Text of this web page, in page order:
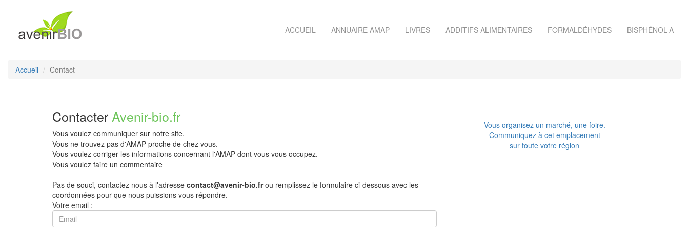
ACCUEIL ANNUAIRE AMAP LIVRES ADDITIFS ALIMENTAIRES FORMALDÉHYDES BISPHÉNOL-A
Accueil Contact
Contacter Avenir-bio.fr
Vous voulez communiquer sur notre site.
Vous ne trouvez pas d'AMAP proche de chez vous.
Vous voulez corriger les informations concernant l'AMAP dont vous vous occupez.
Vous voulez faire un commentaire
Pas de souci, contactez nous à l'adresse contact@avenir-bio.frou remplissez le formulaire ci-dessous avec les
coordonnées pour que nous puissions vous répondre.
Votre email :
Vous organisez un marché, une foire.
Communiquez à cet emplacement
sur toute votre région